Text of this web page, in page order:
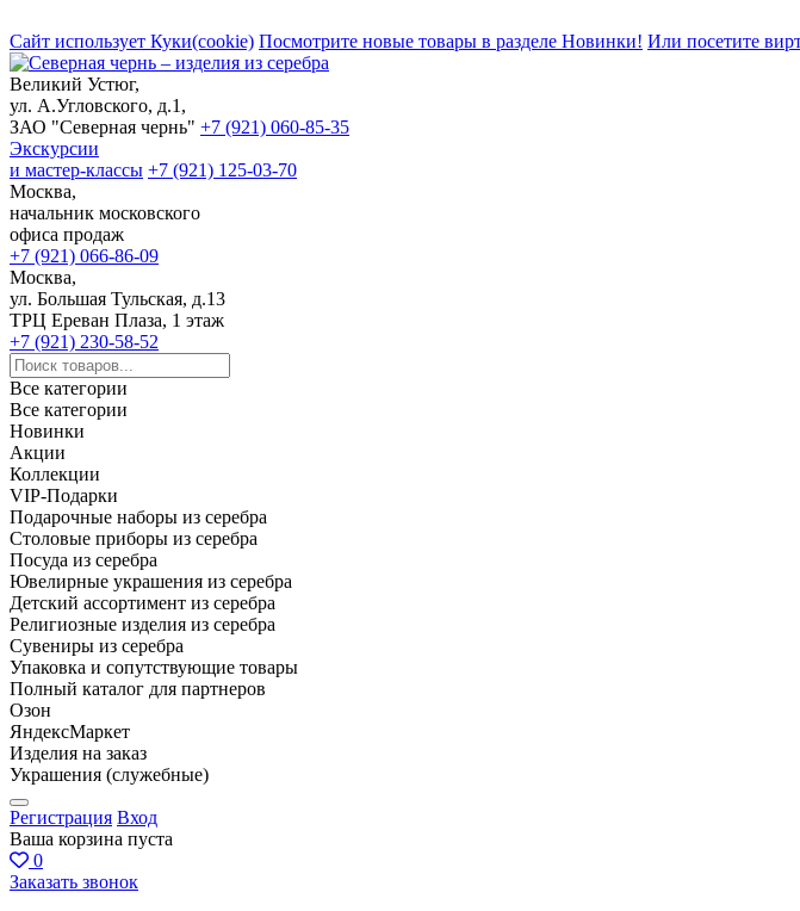
Сайт использует Куки(cookie) Посмотрите новые товары в разделе Новинки! Или посетите
Великий Устюг,
ул. А.Угловского, д.1,
ЗАО "Северная чернь" +7 (921) 060-85-35
Экскурсии
и мастер-классы +7 (921) 125-03-70
Москва,
начальник московского
офиса продаж
+7 (921) 066-86-09
Москва,
ул. Большая Тульская, д.13
ТРЦ Ереван Плаза, 1 этаж
+7 (921) 230-58-52
Все категории
Все категории
Новинки
Акции
Коллекции
VIP-Подарки
Подарочные наборы из серебра
Столовые приборы из серебра
Посуда из серебра
Ювелирные украшения из серебра
Детский ассортимент из серебра
Религиозные изделия из серебра
Сувениры из серебра
Упаковка и сопутствующие товары
Полный каталог для партнеров
Озон
ЯндексМаркет
Изделия на заказ
Украшения (служебные)
Регистрация Вход
Ваша корзина пуста
0
Заказать звонок